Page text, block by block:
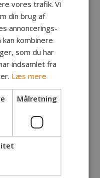
vores trafik. Vi
din brug af
annoncerings-
kombinere
som du har
indsamlet fra
Læs mere
Målretning